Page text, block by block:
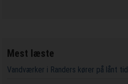
Mest læste
Vandværker i Randers kører på lånt tid